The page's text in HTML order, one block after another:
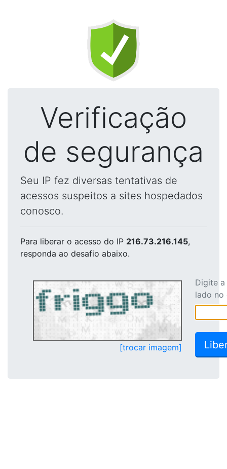
Verificação
de segurança
Seu IP fez diversas tentativas de
acessos suspeitos a sites hospedados
conosco.
Para liberar o acesso do IP 216.73.216.145,
responda ao desafio abaixo.
[trocar imagem]
Digite
lado no